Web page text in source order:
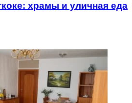
храмы и уличная еда